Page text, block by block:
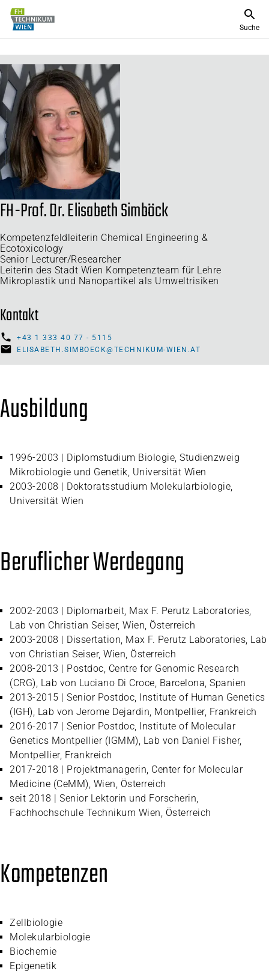
Suche
FH-Prof. Dr. Elisabeth Simböck
Kompetenzfeldleiterin Chemical Engineering &
Ecotoxicology
Senior Lecturer/Researcher
Leiterin des Stadt Wien Kompetenzteam für Lehre
Mikroplastik und Nanopartikel als Umweltrisiken
Kontakt
+43 1 333 40 77 - 5115
ELISABETH.SIMBOECK@TECHNIKUM-WIEN.AT
Ausbildung
1996-2003 | Diplomstudium Biologie, Studienzweig
Mikrobiologie und Genetik, Universität Wien
2003-2008 | Doktoratsstudium Molekularbiologie,
Universität Wien
Beruflicher Werdegang
2002-2003 | Diplomarbeit, Max F. Perutz Laboratories,
Lab von Christian Seiser, Wien, Österreich
2003-2008 | Dissertation, Max F. Perutz Laboratories, Lab
von Christian Seiser, Wien, Österreich
2008-2013 | Postdoc, Centre for Genomic Research
(CRG), Lab von Luciano Di Croce, Barcelona, Spanien
2013-2015 | Senior Postdoc, Institute of Human Genetics
(IGH), Lab von Jerome Dejardin, Montpellier, Frankreich
2016-2017 | Senior Postdoc, Institute of Molecular
Genetics Montpellier (IGMM), Lab von Daniel Fisher,
Montpellier, Frankreich
2017-2018 | Projektmanagerin, Center for Molecular
Medicine (CeMM), Wien, Österreich
seit 2018 | Senior Lektorin und Forscherin,
Fachhochschule Technikum Wien, Österreich
Kompetenzen
Zellbiologie
Molekularbiologie
Biochemie
Epigenetik